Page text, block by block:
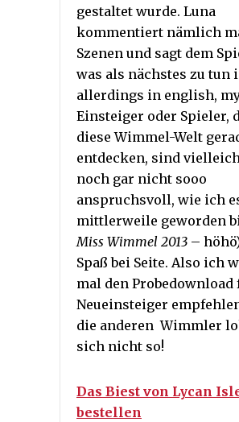
gestaltet wurde. Luna
kommentiert nämlich
Szenen und sagt dem
was als nächstes zu tun
allerdings in english,
Einsteiger oder Spieler,
diese Wimmel-Welt
entdecken, sind
noch gar nicht sooo
anspruchsvoll, wie ich
mittlerweile geworden
Miss Wimmel 2013 –
Spaß bei Seite. Also ich
mal den Probedownload
Neueinsteiger
die anderen Wimmler
sich nicht so!
Das Biest von Lycan
bestellen